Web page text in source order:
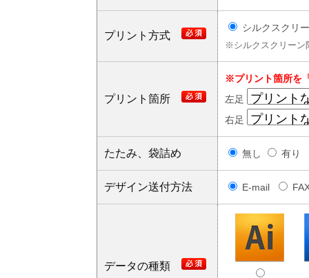
プリント方式
シルクスクリ
※シルクスクリーン
プリント箇所
※プリント箇所を
左足
右足
たたみ、袋詰め 無し 有り
デザイン送付方法 E-mail
データの種類